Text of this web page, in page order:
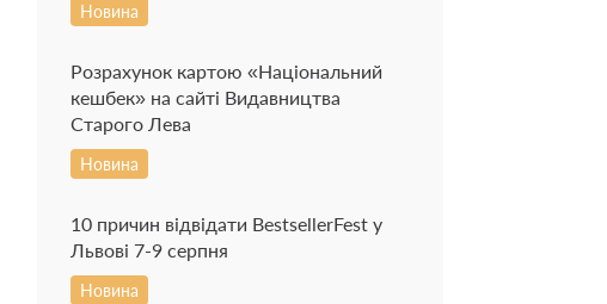
Новина
Розрахунок картою «Національний
кешбек» на сайті Видавництва
Старого Лева
Новина
10 причин відвідати BestsellerFest у
Львові 7-9 серпня
Новина